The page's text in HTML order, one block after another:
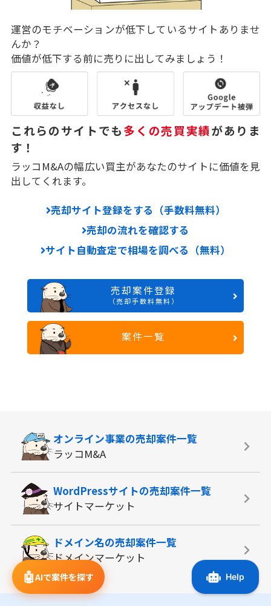
運営のモチベーションが低下しているサイトありませ
んか？
価値が低下する前に売りに出してみましょう！
これらのサイトでも多くの売買実績がありま
す！
ラッコM&Aの幅広い買主があなたのサイトに価値を見
出してくれます。
売却サイト登録をする（手数料無料）
売却の流れを確認する
サイト自動査定で相場を調べる（無料）
売却案件登録
（売却手数料無料）
案件一覧
🤖AIで案件を探す
オンライン事業の売却案件一覧
ラッコM&A
WordPressサイトの売却案件一覧
サイトマーケット
ドメイン名の売却案件一覧
ドメインマーケット